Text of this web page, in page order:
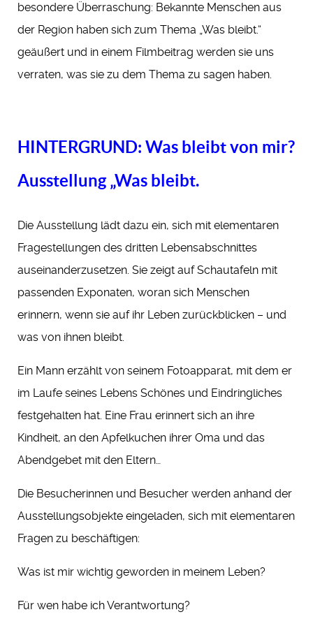
besondere Überraschung: Bekannte Menschen aus
der Region haben sich zum Thema „Was bleibt.“
geäußert und in einem Filmbeitrag werden sie uns
verraten, was sie zu dem Thema zu sagen haben.
HINTERGRUND: Was bleibt von mir?
Ausstellung „Was bleibt.
Die Ausstellung lädt dazu ein, sich mit elementaren
Fragestellungen des dritten Lebensabschnittes
auseinanderzusetzen. Sie zeigt auf Schautafeln mit
passenden Exponaten, woran sich Menschen
erinnern, wenn sie auf ihr Leben zurückblicken – und
was von ihnen bleibt.
Ein Mann erzählt von seinem Fotoapparat, mit dem er
im Laufe seines Lebens Schönes und Eindringliches
festgehalten hat. Eine Frau erinnert sich an ihre
Kindheit, an den Apfelkuchen ihrer Oma und das
Abendgebet mit den Eltern…
Die Besucherinnen und Besucher werden anhand der
Ausstellungsobjekte eingeladen, sich mit elementaren
Fragen zu beschäftigen:
Was ist mir wichtig geworden in meinem Leben?
Für wen habe ich Verantwortung?